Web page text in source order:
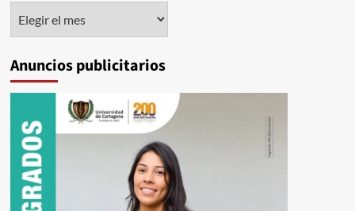
Anuncios publicitarios